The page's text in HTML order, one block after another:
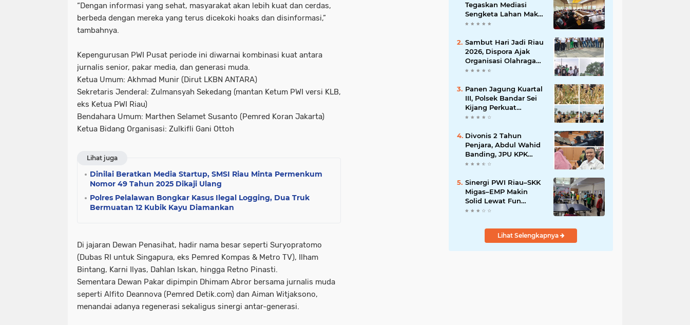
“Dengan informasi yang sehat, masyarakat akan lebih kuat dan cerdas,
berbeda dengan mereka yang terus dicekoki hoaks dan disinformasi,”
tambahnya.
Kepengurusan PWI Pusat periode ini diwarnai kombinasi kuat antara
jurnalis senior, pakar media, dan generasi muda.
Ketua Umum: Akhmad Munir (Dirut LKBN ANTARA)
Sekretaris Jenderal: Zulmansyah Sekedang (mantan Ketum PWI versi KLB,
eks Ketua PWI Riau)
Bendahara Umum: Marthen Selamet Susanto (Pemred Koran Jakarta)
Ketua Bidang Organisasi: Zulkifli Gani Ottoh
Lihat juga
Dinilai Beratkan Media Startup, SMSI Riau Minta Permenkum
Nomor 49 Tahun 2025 Dikaji Ulang
Polres Pelalawan Bongkar Kasus Ilegal Logging, Dua Truk
Bermuatan 12 Kubik Kayu Diamankan
Di jajaran Dewan Penasihat, hadir nama besar seperti Suryopratomo
(Dubas RI untuk Singapura, eks Pemred Kompas & Metro TV), Ilham
Bintang, Karni Ilyas, Dahlan Iskan, hingga Retno Pinasti.
Sementara Dewan Pakar dipimpin Dhimam Abror bersama jurnalis muda
seperti Alfito Deannova (Pemred Detik.com) dan Aiman Witjaksono,
menandai adanya regenerasi sekaligus sinergi antar-generasi.
Tegaskan Mediasi
Sengketa Lahan Mak
Teduh Dilanjutkan, PT
Hadir pada Pertemuan
Berikutnya
Sambut Hari Jadi Riau
2026, Dispora Ajak
Organisasi Olahraga
Gotong Royong
Utama Riau
Panen Jagung Kuartal
III, Polsek Bandar Sei
Kijang Perkuat
Ketahanan Pangan
Produktivitas Petani
Divonis 2 Tahun
Penjara, Abdul Wahid
Banding, JPU KPK
Masih Pikir-Pikir
Sinergi PWI Riau–SKK
Migas–EMP Makin
Solid Lewat Fun
Pingpong Competition
Lihat Selengkapnya